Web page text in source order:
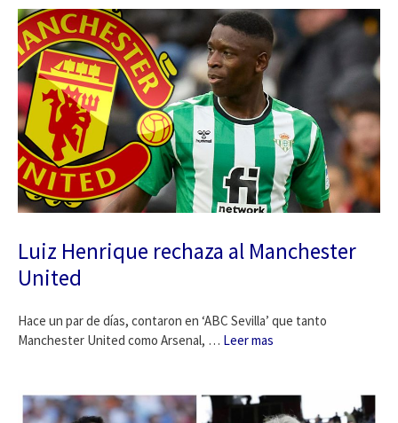
Luiz Henrique rechaza al Manchester
United
Hace un par de días, contaron en ‘ABC Sevilla’ que tanto
Manchester United como Arsenal, … Leer mas